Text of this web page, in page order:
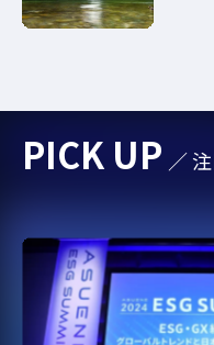
PICK UP ／